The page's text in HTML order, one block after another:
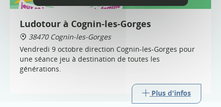
Ludotour à Cognin-les-Gorges
38470 Cognin-les-Gorges
Vendredi 9 octobre direction Cognin-les-Gorges pour
une séance jeu à destination de toutes les
générations.
Plus d'infos